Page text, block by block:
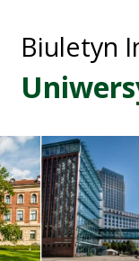
Biuletyn